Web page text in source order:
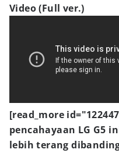
Video (Full ver.)
[read_more
pencahayaan LG G5
lebih terang